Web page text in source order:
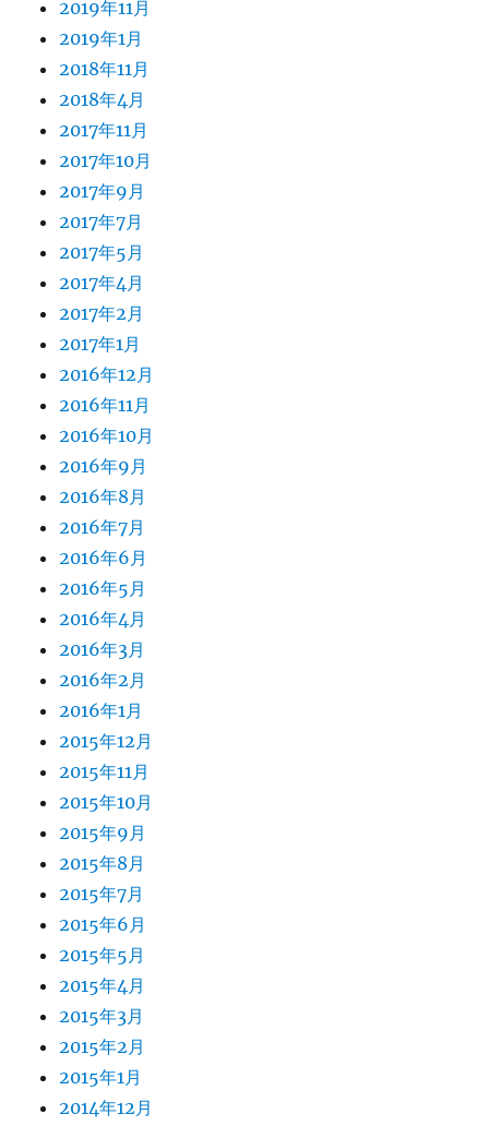
2019年11月
2019年1月
2018年11月
2018年4月
2017年11月
2017年10月
2017年9月
2017年7月
2017年5月
2017年4月
2017年2月
2017年1月
2016年12月
2016年11月
2016年10月
2016年9月
2016年8月
2016年7月
2016年6月
2016年5月
2016年4月
2016年3月
2016年2月
2016年1月
2015年12月
2015年11月
2015年10月
2015年9月
2015年8月
2015年7月
2015年6月
2015年5月
2015年4月
2015年3月
2015年2月
2015年1月
2014年12月